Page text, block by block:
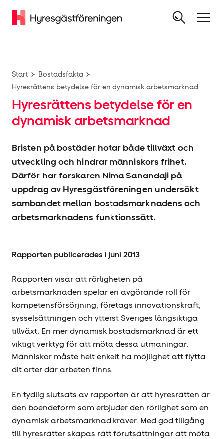
Start
Bostadsfakta
Hyresrättens betydelse för en dynamisk arbetsmarknad
Hyresrättens betydelse för en
dynamisk arbetsmarknad
Bristen på bostäder hotar både tillväxt och
utveckling och hindrar människors frihet.
Därför har forskaren Nima Sanandaji på
uppdrag av Hyresgäst­föreningen undersökt
sambandet mellan bostadsmarknadens och
arbetsmarknadens funktionssätt.
Rapporten publicerades i juni 2013
Rapporten visar att rörligheten på
arbetsmarknaden spelar en avgörande roll för
kompetensförsörjning, företags innovationskraft,
sysselsättningen och ytterst Sveriges långsiktiga
tillväxt. En mer dynamisk bostadsmarknad är ett
viktigt verktyg för att möta dessa utmaningar.
Människor måste helt enkelt ha möjlighet att flytta
dit orter där arbeten finns.
En tydlig slutsats av rapporten är att hyresrätten är
den boendeform som erbjuder den rörlighet som en
dynamisk arbetsmarknad kräver. Med god tillgång
till hyresrätter skapas rätt förutsättningar att möta